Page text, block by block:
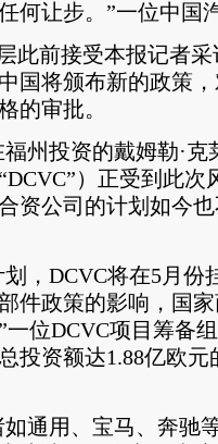
何让步。”一位中国
前接受本报记者采
国将颁布新的政策
的审批。
投资的戴姆勒·克
）正受到此
资公司的计划如今
DCVC将在5月份
件政策的影响，国
一位DCVC项目筹备
投资额达1.88亿欧
用、宝马、奔驰